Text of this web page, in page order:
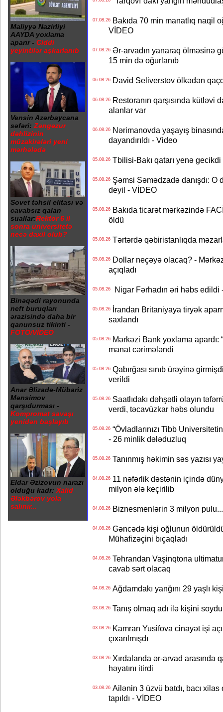
Maliyyə Nazirliyi
AAYDA yoxlama
aparır - Ciddi
yeyintilər aşkarlanıb
Vensin Azərbaycana
səfəri: Zəngəzur
dəhlizinin
müzakirələri yeni
mərhələdə
Sovet təhsil elitası və
cavabsız qalan
suallar:Rektor 6 il
sonra universitetə
necə daxil olub?
Binəqədi rayonunda
neft buruqları
ərazisində daha bir
qanunsuz tikinti -
FOTO/VİDEO
Anar Əlizadə-Mübariz
Mənsimov
qarşıdurması -
Kompromat savaşı
yenidən başlayıb
Eldar Əzizovun narazı
olduğu kadr: Xalid
Ələkbərov yola
salınır...
07.08.26Bakıda 70 min manatlıq naqil
VİDEO
07.08.26Ər-arvadın yanaraq ölməsinə
15 min də oğurlanıb
06.08.26David Seliverstov ölkədən
06.08.26Restoranın qarşısında kütləvi
alanlar var
06.08.26Nərimanovda yaşayış
dayandırıldı - Video
05.08.26Tbilisi-Bakı qatarı yenə gecikdi
05.08.26Şəmsi Səmədzadə danışdı: O
deyil - VİDEO
05.08.26Bakıda ticarət mərkəzində
öldü
05.08.26Tərtərdə qəbiristanlıqda
05.08.26Dollar neçəyə olacaq? -
açıqladı
05.08.26Nigar Fərhadın əri həbs edildi
05.08.26İrandan Britaniyaya tiryək
saxlandı
05.08.26Mərkəzi Bank yoxlama apardı:
manat cərimələndi
05.08.26Qabırğası sınıb ürəyinə
verildi
05.08.26Saatlıdakı dəhşətli olayın
verdi, təcavüzkar həbs olundu
05.08.26“Övladlarınızı Tibb
- 26 minlik dələduzluq
05.08.26Tanınmış həkimin səs yazısı
04.08.2611 nəfərlik dəstənin içində
milyon ələ keçirilib
04.08.26Biznesmenlərin 3 milyon
04.08.26Gəncədə kişi oğlunun
Mühafizəçini bıçaqladı
04.08.26Tehrandan Vaşinqtona
cavab sərt olacaq
04.08.26Ağdamdakı yanğını 29 yaşlı
03.08.26Tanış olmaq adı ilə kişini
03.08.26Kamran Yusifova cinayət işi
çıxarılmışdı
03.08.26Xırdalanda ər-arvad arasında
həyatını itirdi
03.08.26Ailənin 3 üzvü batdı, bacı xilas
tapıldı - VİDEO